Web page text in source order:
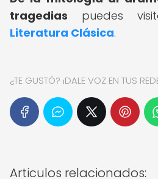
tragedias puedes
Literatura Clásica.
¿TE GUSTÓ? ¡DALE VOZ EN TUS
Articulos relacionados: